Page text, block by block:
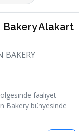
Bakery Alakart
BAKERY
faaliyet
Bakery bünyesinde